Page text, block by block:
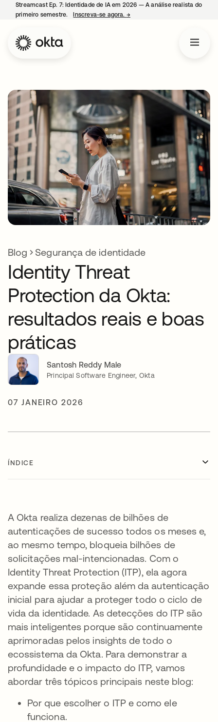
Streamcast Ep. 7: Identidade de IA em 2026 — A análise realista do
primeiro semestre.
Inscreva-se agora. →
Blog Segurança de identidade
Identity Threat
Protection da Okta:
resultados reais e boas
práticas
Santosh Reddy Male
Principal Software Engineer, Okta
07 JANEIRO 2026
ÍNDICE
A Okta realiza dezenas de bilhões de
autenticações de sucesso todos os meses e,
ao mesmo tempo, bloqueia bilhões de
solicitações mal-intencionadas. Com o
Identity Threat Protection (ITP), ela agora
expande essa proteção além da autenticação
inicial para ajudar a proteger todo o ciclo de
vida da identidade. As detecções do ITP são
mais inteligentes porque são continuamente
aprimoradas pelos insights de todo o
ecossistema da Okta. Para demonstrar a
profundidade e o impacto do ITP, vamos
abordar três tópicos principais neste blog:
Por que escolher o ITP e como ele
funciona.